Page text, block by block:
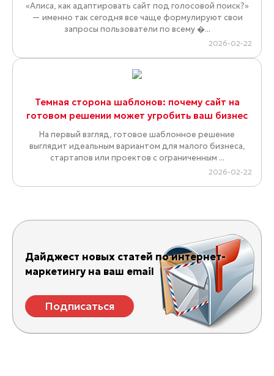
«Алиса, как адаптировать сайт под голосовой поиск?»
— именно так сегодня все чаще формулируют свои
запросы пользователи по всему �...
2026-02-22
Темная сторона шаблонов: почему сайт на
готовом решении может угробить ваш бизнес
На первый взгляд, готовое шаблонное решение
выглядит идеальным вариантом для малого бизнеса,
стартапов или проектов с ограниченным ...
2026-02-22
Дайджест новых статей по интернет-
маркетингу на ваш email
Подписаться